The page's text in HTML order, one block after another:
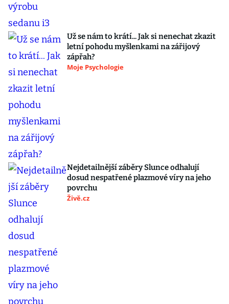
Už se nám to krátí... Jak si nenechat zkazit
letní pohodu myšlenkami na zářijový
zápřah?
Moje Psychologie
Nejdetailnější záběry Slunce odhalují
dosud nespatřené plazmové víry na jeho
povrchu
Živě.cz